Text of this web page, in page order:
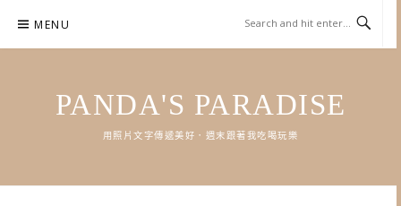
content
MENU
PANDA'S PARADISE
用照片文字傳遞美好．週末跟著我吃喝玩樂